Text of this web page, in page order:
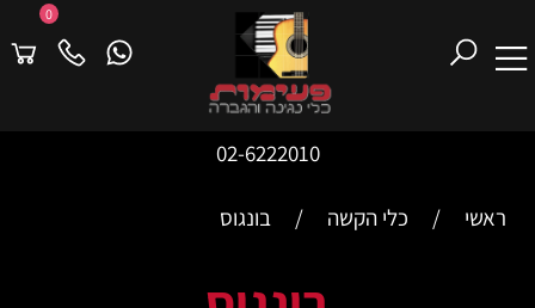
02-6222010
0
ראשי / כלי הקשה / בונגוס